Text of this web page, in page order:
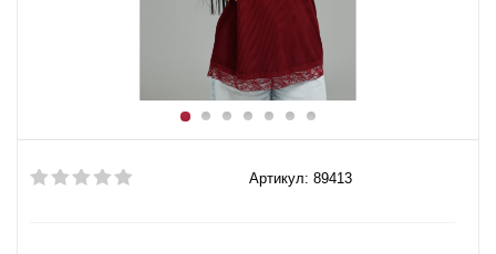
Артикул: 89413